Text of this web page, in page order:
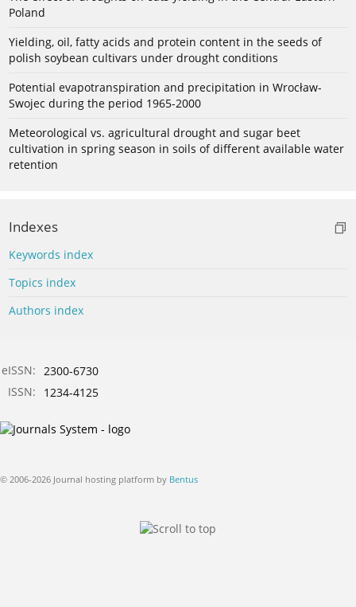
Poland
Yielding, oil, fatty acids and protein content in the seeds of
polish soybean cultivars under drought conditions
Potential evapotranspiration and precipitation in Wrocław-
Swojec during the period 1965-2000
Meteorological vs. agricultural drought and sugar beet
cultivation in spring season in soils of different available water
retention
Indexes
Keywords index
Topics index
Authors index
eISSN: 2300-6730
ISSN:
1234-4125
© 2006-2026 Journal hosting platform by Bentus